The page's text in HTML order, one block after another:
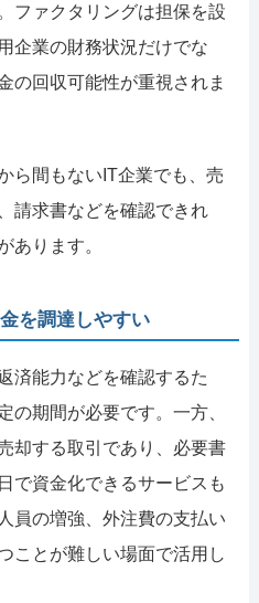
ファクタリングは担保を設
企業の財務状況だけでな
の回収可能性が重視されま
ら間もないIT企業でも、売
請求書などを確認できれ
あります。
を調達しやすい
済能力などを確認するた
の期間が必要です。一方、
却する取引であり、必要書
で資金化できるサービスも
員の増強、外注費の支払い
ことが難しい場面で活用し